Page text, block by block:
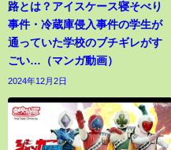
路とは？アイスケース寝そべり
事件・冷蔵庫侵入事件の学生が
通っていた学校のブチギレがす
ごい…（マンガ動画）
2024年12月2日